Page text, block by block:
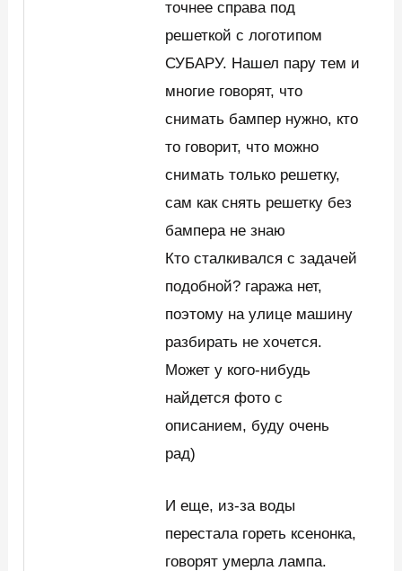
точнее справа под
решеткой с логотипом
СУБАРУ. Нашел пару тем и
многие говорят, что
снимать бампер нужно, кто
то говорит, что можно
снимать только решетку,
сам как снять решетку без
бампера не знаю
Кто сталкивался с задачей
подобной? гаража нет,
поэтому на улице машину
разбирать не хочется.
Может у кого-нибудь
найдется фото с
описанием, буду очень
рад)
И еще, из-за воды
перестала гореть ксенонка,
говорят умерла лампа.